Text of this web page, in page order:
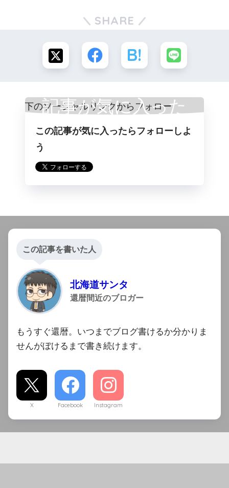
SHARE
記事が気に入った
らフォロー
この記事が気に入ったらフォローしよ
う
この記事を書いた人
北海道サンタ
還暦間近のブロガー
もうすぐ還暦。いつまでブログ書けるか分かりま
せんがぼけるまで書き続けます。
X Facebook Instagram